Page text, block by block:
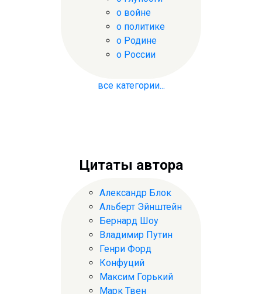
о войне
о политике
о Родине
о России
все категории...
Цитаты автора
Александр Блок
Альберт Эйнштейн
Бернард Шоу
Владимир Путин
Генри Форд
Конфуций
Максим Горький
Марк Твен